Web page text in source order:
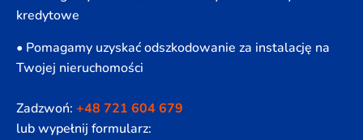
kredytowe
• Pomagamy uzyskać odszkodowanie za instalację na
Twojej nieruchomości
Zadzwoń: +48 721 604 679
lub wypełnij formularz: